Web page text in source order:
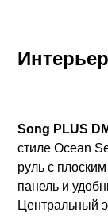
Song PLUS
стиле Ocean
руль с
панель и
Центральный